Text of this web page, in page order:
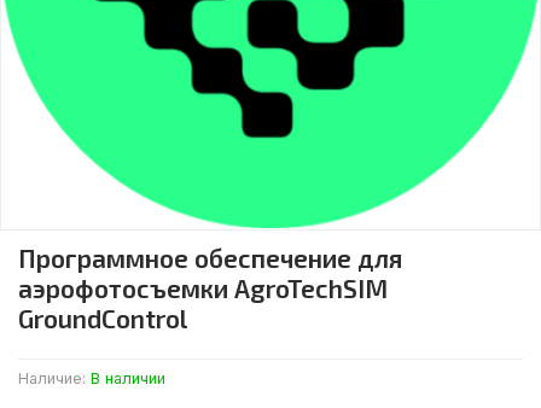
Наличие: В наличии
Программное обеспечение для
аэрофотосъемки AgroTechSIM
GroundControl